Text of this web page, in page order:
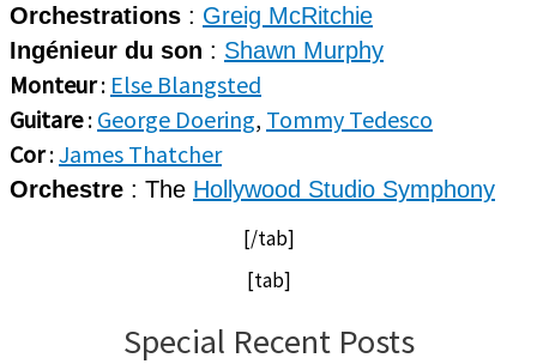
Orchestrations : Greig McRitchie
Ingénieur du son : Shawn Murphy
Monteur: Else Blangsted
Guitare: George Doering, Tommy Tedesco
Cor:James Thatcher
Orchestre : The Hollywood Studio Symphony
[/tab]
[tab]
Special Recent Posts